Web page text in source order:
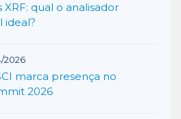
XRF: qual o analisador
ideal?
2026
marca presença no
2026